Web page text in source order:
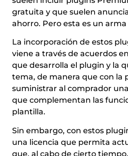
gratuita y que suelen
ahorro. Pero esta es un
La incorporación de estos
viene a través de acuerdos
que desarrolla el plugin y la
tema, de manera que con la
suministrar al comprador
que complementan las
plantilla.
Sin embargo, con estos
una licencia que permita
que, al cabo de cierto